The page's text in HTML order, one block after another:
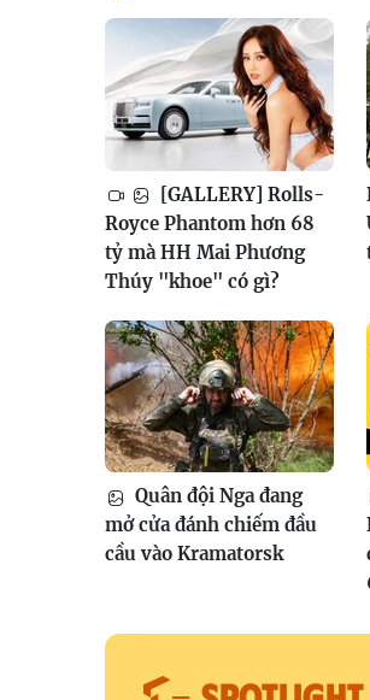
[GALLERY] Rolls-
Royce Phantom hơn 68
tỷ mà HH Mai Phương
Thúy "khoe" có gì?
Quân đội Nga đang
mở cửa đánh chiếm đầu
cầu vào Kramatorsk